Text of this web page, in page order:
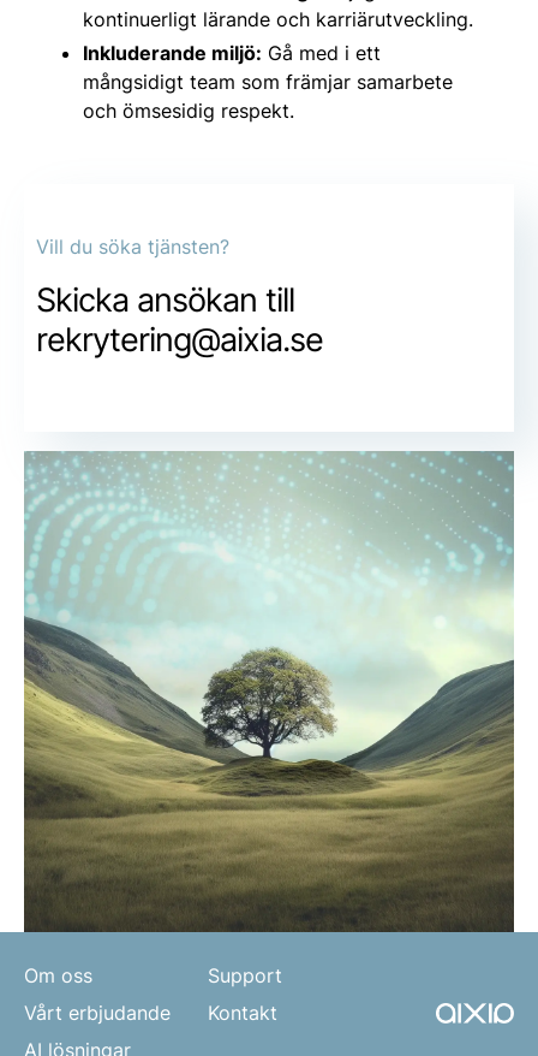
kontinuerligt lärande och karriärutveckling.
Inkluderande miljö: Gå med i ett
mångsidigt team som främjar samarbete
och ömsesidig respekt.
Vill du söka tjänsten?
Skicka ansökan till
rekrytering@aixia.se
Om oss
Vårt erbjudande
AI lösningar
Support
Kontakt